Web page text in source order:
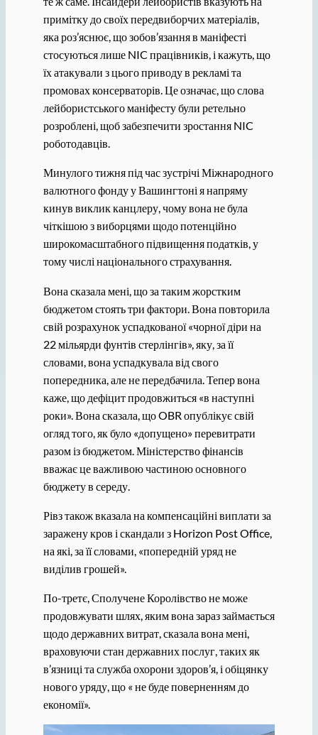
примітку до своїх передвиборчих матеріалів,
яка роз’яснює, що зобов’язання в маніфесті
стосуються лише NIC працівників, і кажуть, що
їх атакували з цього приводу в рекламі та
промовах консерваторів. Це означає, що слова
лейбористського маніфесту були ретельно
розроблені, щоб забезпечити зростання NIC
роботодавців.
Минулого тижня під час зустрічі Міжнародного
валютного фонду у Вашингтоні я напряму
кинув виклик канцлеру, чому вона не була
чіткішою з виборцями щодо потенційно
широкомасштабного підвищення податків, у
тому числі національного страхування.
Вона сказала мені, що за таким жорстким
бюджетом стоять три фактори. Вона повторила
свій розрахунок успадкованої «чорної діри на
22 мільярди фунтів стерлінгів», яку, за її
словами, вона успадкувала від свого
попередника, але не передбачила. Тепер вона
каже, що дефіцит продовжиться «в наступні
роки». Вона сказала, що OBR опублікує свій
огляд того, як було «допущено» перевитрати
разом із бюджетом. Міністерство фінансів
вважає це важливою частиною основного
бюджету в середу.
Рівз також вказала на компенсаційні виплати за
заражену кров і скандали з Horizon Post Office,
на які, за її словами, «попередній уряд не
виділив грошей».
По-третє, Сполучене Королівство не може
продовжувати шлях, яким вона зараз займається
щодо державних витрат, сказала вона мені,
враховуючи стан державних послуг, таких як
в’язниці та служба охорони здоров’я, і обіцянку
нового уряду, що « не буде поверненням до
економії».